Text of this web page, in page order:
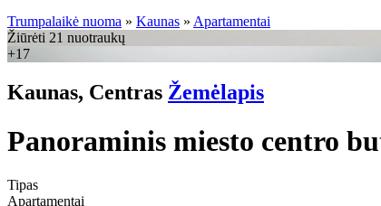
Trumpalaikė nuoma » Kaunas » Apartamentai
Žiūrėti 21 nuotraukų
+17
Kaunas, Centras Žemėlapis
Panoraminis miesto centro
Tipas
Apartamentai